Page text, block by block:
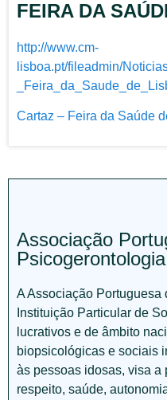
FEIRA DA
http://www.cm-
lisboa.pt/fileadmin/
Cartaz – Feira da Saúde
Associação
Psicogerontologia
A Associação Portuguesa
Instituição Particular de
lucrativos e de âmbito
biopsicológicas e sociais
às pessoas idosas, visa a
respeito, saúde,